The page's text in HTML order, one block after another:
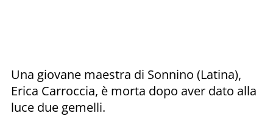
Una giovane maestra di Sonnino (Latina),
Erica Carroccia, è morta dopo aver dato alla
luce due gemelli.